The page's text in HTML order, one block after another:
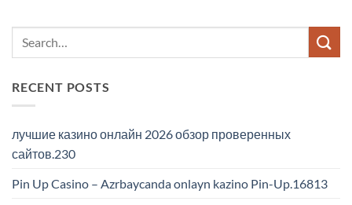
RECENT POSTS
лучшие казино онлайн 2026 обзор проверенных
сайтов.230
Pin Up Casino – Azrbaycanda onlayn kazino Pin-Up.16813